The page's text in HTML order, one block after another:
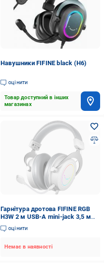
Навушники FIFINE black (H6)
оцінити
Товар доступний в інших
магазинах
Гарнітура дротова FIFINE RGB
H3W 2 м USB-A mini-jack 3,5 мм
White (26074787)
оцінити
Немає в наявності